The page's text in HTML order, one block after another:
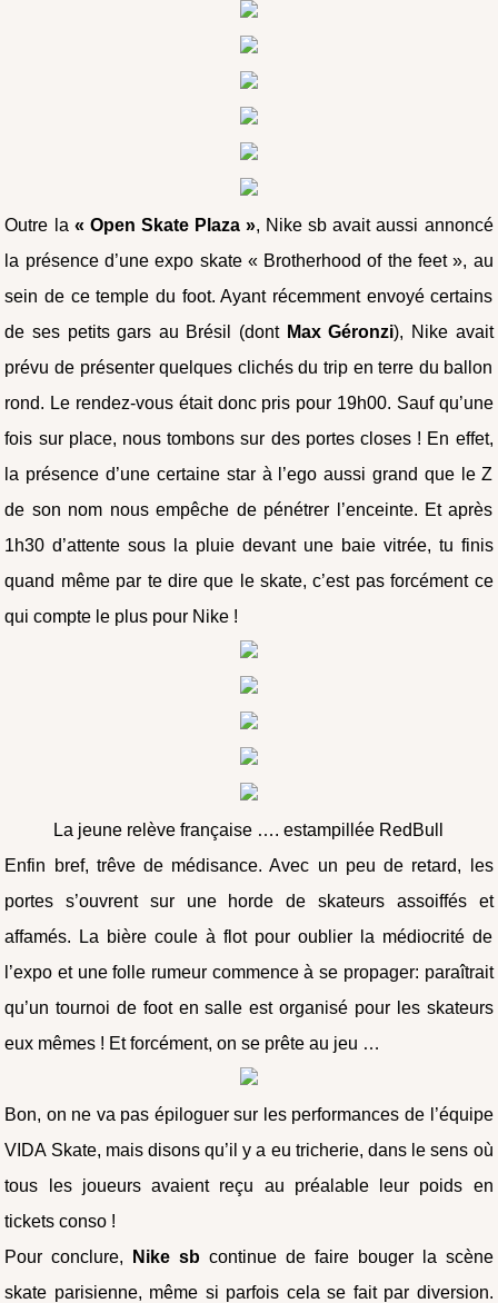
Outre la « Open Skate Plaza », Nike sb avait aussi annoncé
la présence d’une expo skate « Brotherhood of the feet », au
sein de ce temple du foot. Ayant récemment envoyé certains
de ses petits gars au Brésil (dont Max Géronzi), Nike avait
prévu de présenter quelques clichés du trip en terre du ballon
rond. Le rendez-vous était donc pris pour 19h00. Sauf qu’une
fois sur place, nous tombons sur des portes closes ! En effet,
la présence d’une certaine star à l’ego aussi grand que le Z
de son nom nous empêche de pénétrer l’enceinte. Et après
1h30 d’attente sous la pluie devant une baie vitrée, tu finis
quand même par te dire que le skate, c’est pas forcément ce
qui compte le plus pour Nike !
La jeune relève française …. estampillée RedBull
Enfin bref, trêve de médisance. Avec un peu de retard, les
portes s’ouvrent sur une horde de skateurs assoiffés et
affamés. La bière coule à flot pour oublier la médiocrité de
l’expo et une folle rumeur commence à se propager: paraîtrait
qu’un tournoi de foot en salle est organisé pour les skateurs
eux mêmes ! Et forcément, on se prête au jeu …
Bon, on ne va pas épiloguer sur les performances de l’équipe
VIDA Skate, mais disons qu’il y a eu tricherie, dans le sens où
tous les joueurs avaient reçu au préalable leur poids en
tickets conso !
Pour conclure,
Nike sb continue de faire bouger la scène
skate parisienne, même si parfois cela se fait par diversion.